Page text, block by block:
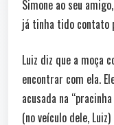
Simone ao seu
já tinha tido contato
Luiz diz que a moça
encontrar com ela.
acusada na
(no veículo dele,